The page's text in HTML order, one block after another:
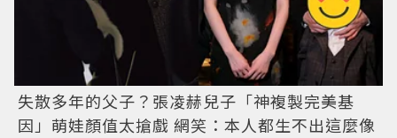
失散多年的父子？張凌赫兒子「神複製完美基
因」萌娃顏值太搶戲 網笑：本人都生不出這麼像